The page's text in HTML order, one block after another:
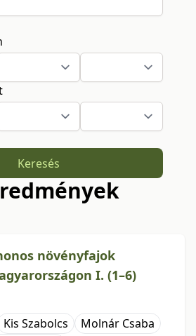
Keresés
növényfajok
I. (1–6)
Kis Szabolcs
Molnár Csaba